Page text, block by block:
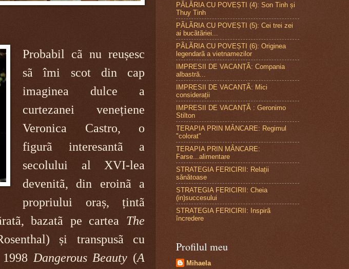
Probabil cã nu reușesc
sã îmi scot din cap
imaginea dulce a
curtezanei venețiene
Veronica Castro, o
figurã interesantã a
secolului al XVI-lea
devenitã, din eroinã a
propriului oraș, țintã
bazatã pe cartea The
și transpusã cu
Dangerous Beauty (A
PĂLĂRIA CU POVEȘTI (4): Son Tinh și
Thuy Tinh
PÃLÃRIA CU POVEȘTI (5): Cei trei zei
ai bucãtãriei...
PÃLÃRIA CU POVEȘTI (6): Originea
legendarã a vietnamezilor
IMPRESII DE VACANȚÃ: Compania
albastră...
IMPRESII DE VACANȚÃ: Mici
considerații
IMPRESII DE VACANȚĂ : Geronimo
Stilton
TERAPIA PRIN MÂNCARE: Regimul
"colorat"
TERAPIA PRIN MÂNCARE:
Farse...alimentare
STRATEGIA FERICIRII: Relații
sănătoase
STRATEGIA FERICIRII: Cheia
(in)succesului
STRATEGIA FERICIRII: Inspirã
încredere
Profilul meu
Mihaela